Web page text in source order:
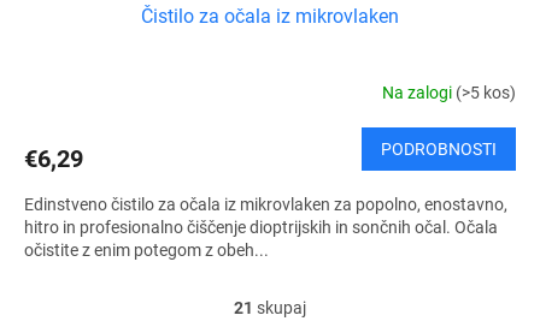
Čistilo za očala iz mikrovlaken
Na zalogi (>5 kos)
€6,29 PODROBNOSTI
Edinstveno čistilo za očala iz mikrovlaken za popolno, enostavno,
hitro in profesionalno čiščenje dioptrijskih in sončnih očal. Očala
očistite z enim potegom z obeh...
K
21 skupaj